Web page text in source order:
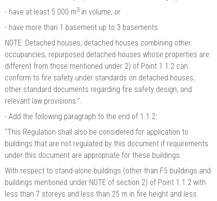
- have at least 5 000 m3 in volume; or
- have more than 1 basement up to 3 basements.
NOTE: Detached houses, detached houses combining other
occupancies, repurposed detached houses whose properties are
different from those mentioned under 2) of Point 1.1.2 can
conform to fire safety under standards on detached houses,
other standard documents regarding fire safety design, and
relevant law provisions.”.
- Add the following paragraph to the end of 1.1.2:
“This Regulation shall also be considered for application to
buildings that are not regulated by this document if requirements
under this document are appropriate for these buildings.
With respect to stand-alone buildings (other than F5 buildings and
buildings mentioned under NOTE of section 2) of Point 1.1.2 with
less than 7 storeys and less than 25 m in fire height and less